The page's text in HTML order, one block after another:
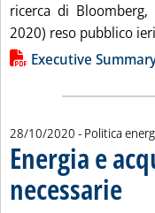
ricerca di
2020) reso pubblico
Lista allegati
Executive
28/10/2020 - Politica
Energia e
necessarie ..